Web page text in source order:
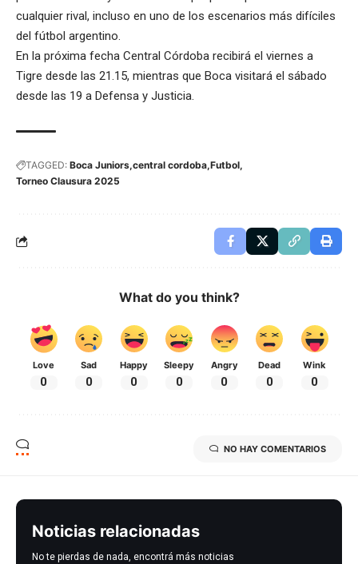
cualquier rival, incluso en uno de los escenarios más difíciles
del fútbol argentino.
En la próxima fecha Central Córdoba recibirá el viernes a
Tigre desde las 21.15, mientras que Boca visitará el sábado
desde las 19 a Defensa y Justicia.
TAGGED: Boca Juniors central cordoba Futbol
Torneo Clausura 2025
What do you think?
Love
0
Sad
0
Happy
0
Sleepy
0
Angry
0
Dead
0
Wink
0
NO HAY COMENTARIOS
Noticias relacionadas
No te pierdas de nada, encontrá más noticias